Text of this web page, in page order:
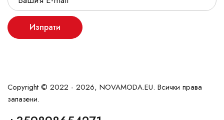
Изпрати
Copyright © 2022 - 2026, NOVAMODA.EU. Всички права
запазени.